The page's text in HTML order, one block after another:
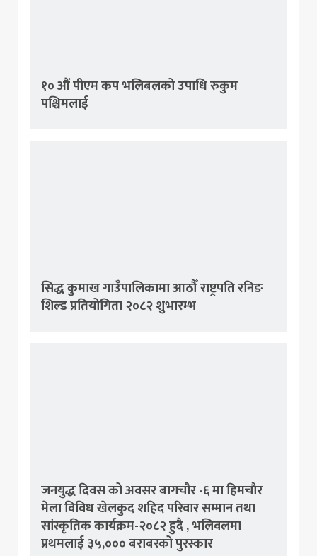
१० औं पीएम कप भलिबलको उपाधि रुकुम
पश्चिमलाई
सिद्ध कुमाख गाउँपालिकामा आठौँ राष्ट्रपति रनिङ
शिल्ड प्रतियोगिता २०८२ शुभारम्भ
जनयुद्ध दिवस को अवसर बागचौर -६ मा हिमचाैर
मेला विविध खेलकुद शहिद परिवार सम्मान तथा
सांस्कृतिक कार्यक्रम-२०८२ हुदै , भलिवलमा
प्रथमलाई ३५,००० बराबरको पुरस्कार